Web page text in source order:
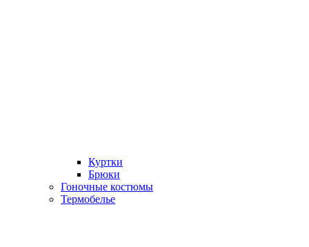
Куртки
Брюки
Гоночные костюмы
Термобелье